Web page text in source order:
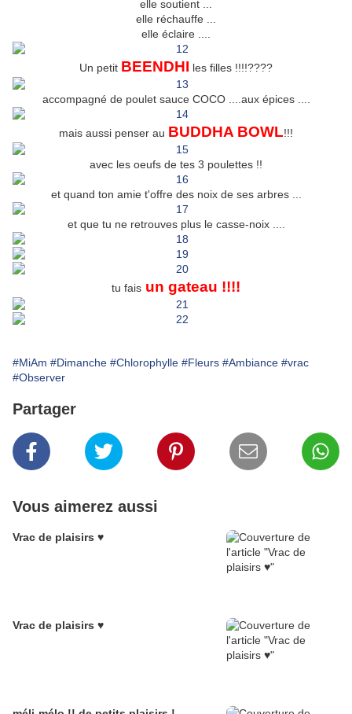
elle soutient ...
elle réchauffe ...
elle éclaire ....
Un petit BEENDHI les filles !!!!????
accompagné de poulet sauce COCO ....aux épices ....
mais aussi penser au BUDDHA BOWL!!!
avec les oeufs de tes 3 poulettes !!
et quand ton amie t'offre des noix de ses arbres ...
et que tu ne retrouves plus le casse-noix ....
tu fais un gateau !!!!
#MiAm #Dimanche #Chlorophylle #Fleurs #Ambiance #vrac
#Observer
Partager
Vous aimerez aussi
Vrac de plaisirs ♥
Vrac de plaisirs ♥